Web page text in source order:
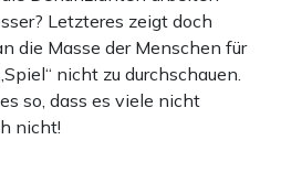
Letzteres zeigt doch
die Masse der Menschen für
nicht zu durchschauen.
so, dass es viele nicht
nicht!